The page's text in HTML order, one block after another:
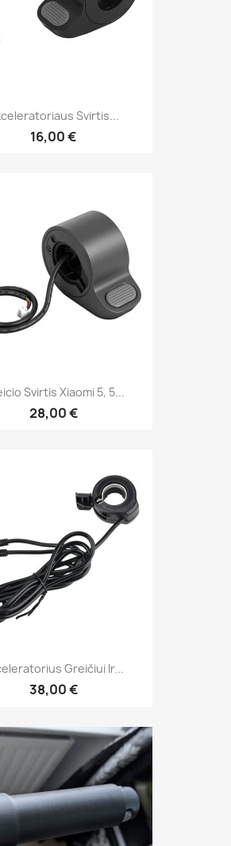
Svirtis...
16,00 €
Svirtis Xiaomi 5, 5...
28,00 €
Greičiui Ir...
38,00 €